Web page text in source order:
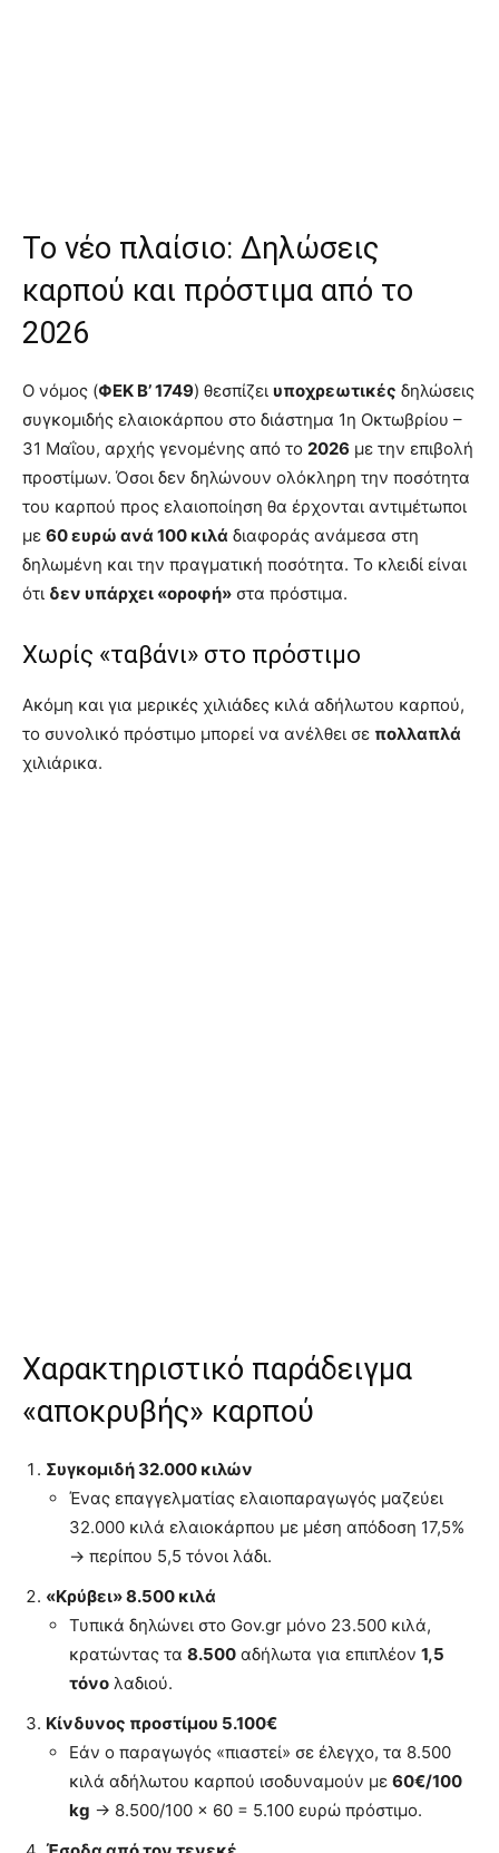
Το νέο πλαίσιο: Δηλώσεις
καρπού και πρόστιμα από το
2026
Ο νόμος (ΦΕΚ Β’ 1749) θεσπίζει υποχρεωτικές δηλώσεις
συγκομιδής ελαιοκάρπου στο διάστημα 1η Οκτωβρίου –
31 Μαΐου, αρχής γενομένης από το 2026 με την επιβολή
προστίμων. Όσοι δεν δηλώνουν ολόκληρη την ποσότητα
του καρπού προς ελαιοποίηση θα έρχονται αντιμέτωποι
με 60 ευρώ ανά 100 κιλά διαφοράς ανάμεσα στη
δηλωμένη και την πραγματική ποσότητα. Το κλειδί είναι
ότι δεν υπάρχει «οροφή» στα πρόστιμα.
Χωρίς «ταβάνι» στο πρόστιμο
Ακόμη και για μερικές χιλιάδες κιλά αδήλωτου καρπού,
το συνολικό πρόστιμο μπορεί να ανέλθει σε πολλαπλά
χιλιάρικα.
Χαρακτηριστικό παράδειγμα
«αποκρυβής» καρπού
Συγκομιδή 32.000 κιλών
Ένας επαγγελματίας ελαιοπαραγωγός μαζεύει
32.000 κιλά ελαιοκάρπου με μέση απόδοση 17,5%
→ περίπου 5,5 τόνοι λάδι.
«Κρύβει» 8.500 κιλά
Τυπικά δηλώνει στο Gov.gr μόνο 23.500 κιλά,
κρατώντας τα 8.500 αδήλωτα για επιπλέον 1,5
τόνο λαδιού.
Κίνδυνος προστίμου 5.100€
Εάν ο παραγωγός «πιαστεί» σε έλεγχο, τα 8.500
κιλά αδήλωτου καρπού ισοδυναμούν με 60€/100
kg → 8.500/100 × 60 = 5.100 ευρώ πρόστιμο.